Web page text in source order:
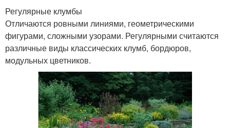
Регулярные клумбы
Отличаются ровными линиями, геометрическими
фигурами, сложными узорами. Регулярными считаются
различные виды классических клумб, бордюров,
модульных цветников.